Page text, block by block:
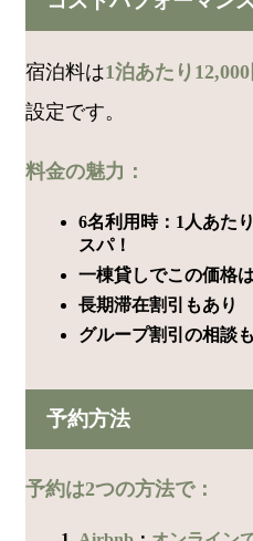
宿泊料は1泊あたり
設定です。
料金の魅力：
6名利用時：1人あた
スパ！
一棟貸しでこの価格
長期滞在割引もあり
グループ割引の相談
予約方法
予約は2つの方法で：